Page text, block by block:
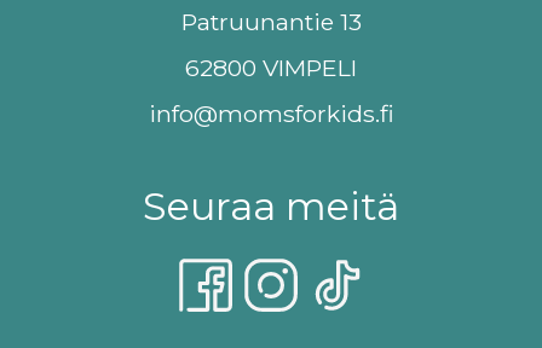
Patruunantie 13
62800 VIMPELI
info@momsforkids.fi
Seuraa meitä